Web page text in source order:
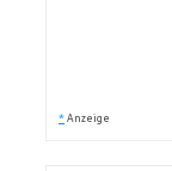
* Anzeige